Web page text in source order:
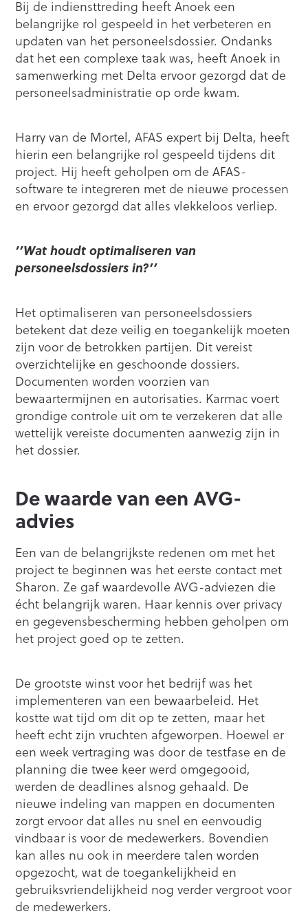
Bij de indiensttreding heeft Anoek een
belangrijke rol gespeeld in het verbeteren en
updaten van het personeelsdossier. Ondanks
dat het een complexe taak was, heeft Anoek in
samenwerking met Delta ervoor gezorgd dat de
personeelsadministratie op orde kwam.
Harry van de Mortel, AFAS expert bij Delta, heeft
hierin een belangrijke rol gespeeld tijdens dit
project. Hij heeft geholpen om de AFAS-
software te integreren met de nieuwe processen
en ervoor gezorgd dat alles vlekkeloos verliep.
‘’Wat houdt optimaliseren van
personeelsdossiers in?’’
Het optimaliseren van personeelsdossiers
betekent dat deze veilig en toegankelijk moeten
zijn voor de betrokken partijen. Dit vereist
overzichtelijke en geschoonde dossiers.
Documenten worden voorzien van
bewaartermijnen en autorisaties. Karmac voert
grondige controle uit om te verzekeren dat alle
wettelijk vereiste documenten aanwezig zijn in
het dossier.
De waarde van een AVG-
advies
Een van de belangrijkste redenen om met het
project te beginnen was het eerste contact met
Sharon. Ze gaf waardevolle AVG-adviezen die
écht belangrijk waren. Haar kennis over privacy
en gegevensbescherming hebben geholpen om
het project goed op te zetten.
De grootste winst voor het bedrijf was het
implementeren van een bewaarbeleid. Het
kostte wat tijd om dit op te zetten, maar het
heeft echt zijn vruchten afgeworpen. Hoewel er
een week vertraging was door de testfase en de
planning die twee keer werd omgegooid,
werden de deadlines alsnog gehaald. De
nieuwe indeling van mappen en documenten
zorgt ervoor dat alles nu snel en eenvoudig
vindbaar is voor de medewerkers. Bovendien
kan alles nu ook in meerdere talen worden
opgezocht, wat de toegankelijkheid en
gebruiksvriendelijkheid nog verder vergroot voor
de medewerkers.